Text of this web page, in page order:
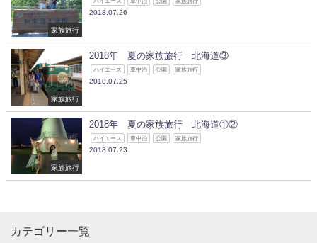
家族旅行
2018.07.26
家族旅行
2018年 夏の家族旅行 北海道③
ハイエース 車中泊 公園 家族旅行
2018.07.25
家族旅行
2018年 夏の家族旅行 北海道①②
ハイエース 車中泊 公園 家族旅行
2018.07.23
カテゴリー一覧